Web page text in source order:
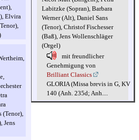
Elvira
(Tenor),
Jens
Labitzke (Sopran), Barbara
Werner (Alt), Daniel Sans
(Tenor), Christof Fischesser
(Baß), Jens Wollenschläger
(Orgel)
mit freundlicher
Genehmigung von
Brilliant Classics
GLORIA (Missa brevis in G, KV
140 (Anh. 235d; Anh....